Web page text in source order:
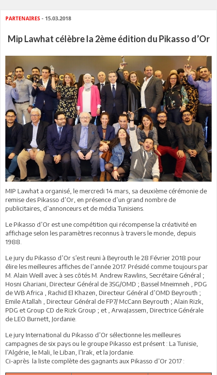
PARTENAIRES - 15.03.2018
Mip Lawhat célèbre la 2ème édition du Pikasso d’Or
MIP Lawhat a organisé, le mercredi 14 mars, sa deuxième cérémonie de
remise des Pikasso d’Or, en présence d’un grand nombre de
publicitaires, d’annonceurs et de média Tunisiens.
Le Pikasso d’Or est une compétition qui récompense la créativité en
affichage selon les paramètres reconnus à travers le monde, depuis
1988.
Le jury du Pikasso d’Or s’est reuni à Beyrouth le 28 Février 2018 pour
élire les meilleures affiches de l’année 2017. Présidé comme toujours par
M. Alain Weill avec à ses côtés M. Andrew Rawlins, Secrétaire Général ;
Hosni Ghariani, Directeur Général de 3SG/OMD ; Bassel Mneimneh , PDG
de WB Africa , Rachid El Khazen, Directeur Général d’OMD Beyrouth ;
Emile Atallah , Directeur Général de FP7/ McCann Beyrouth ; Alain Rizk,
PDG et Group CD de Rizk Group ; et , ArwaJassem, Directrice Générale
de LEO Burnett, Jordanie.
Le jury International du Pikasso d’Or sélectionne les meilleures
campagnes de six pays ou le groupe Pikasso est présent : La Tunisie,
l’Algérie, le Mali, le Liban, l’Irak, et la Jordanie.
Ci-après la liste complète des gagnants aux Pikasso d’Or 2017 :